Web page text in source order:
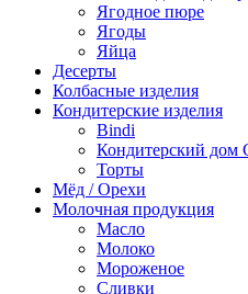
Ягодное пюре
Ягоды
Яйца
Десерты
Колбасные изделия
Кондитерские изделия
Bindi
Кондитерский дом
Торты
Мёд / Орехи
Молочная продукция
Масло
Молоко
Мороженое
Сливки